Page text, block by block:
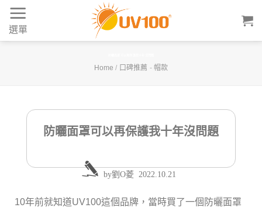
Skip
content
選單
Home / 口碑推薦 - 帽款
防曬面罩可以再保護我十年沒問題
by劉O菱 2022.10.21
10年前就知道UV100這個品牌，當時買了一個防曬面罩